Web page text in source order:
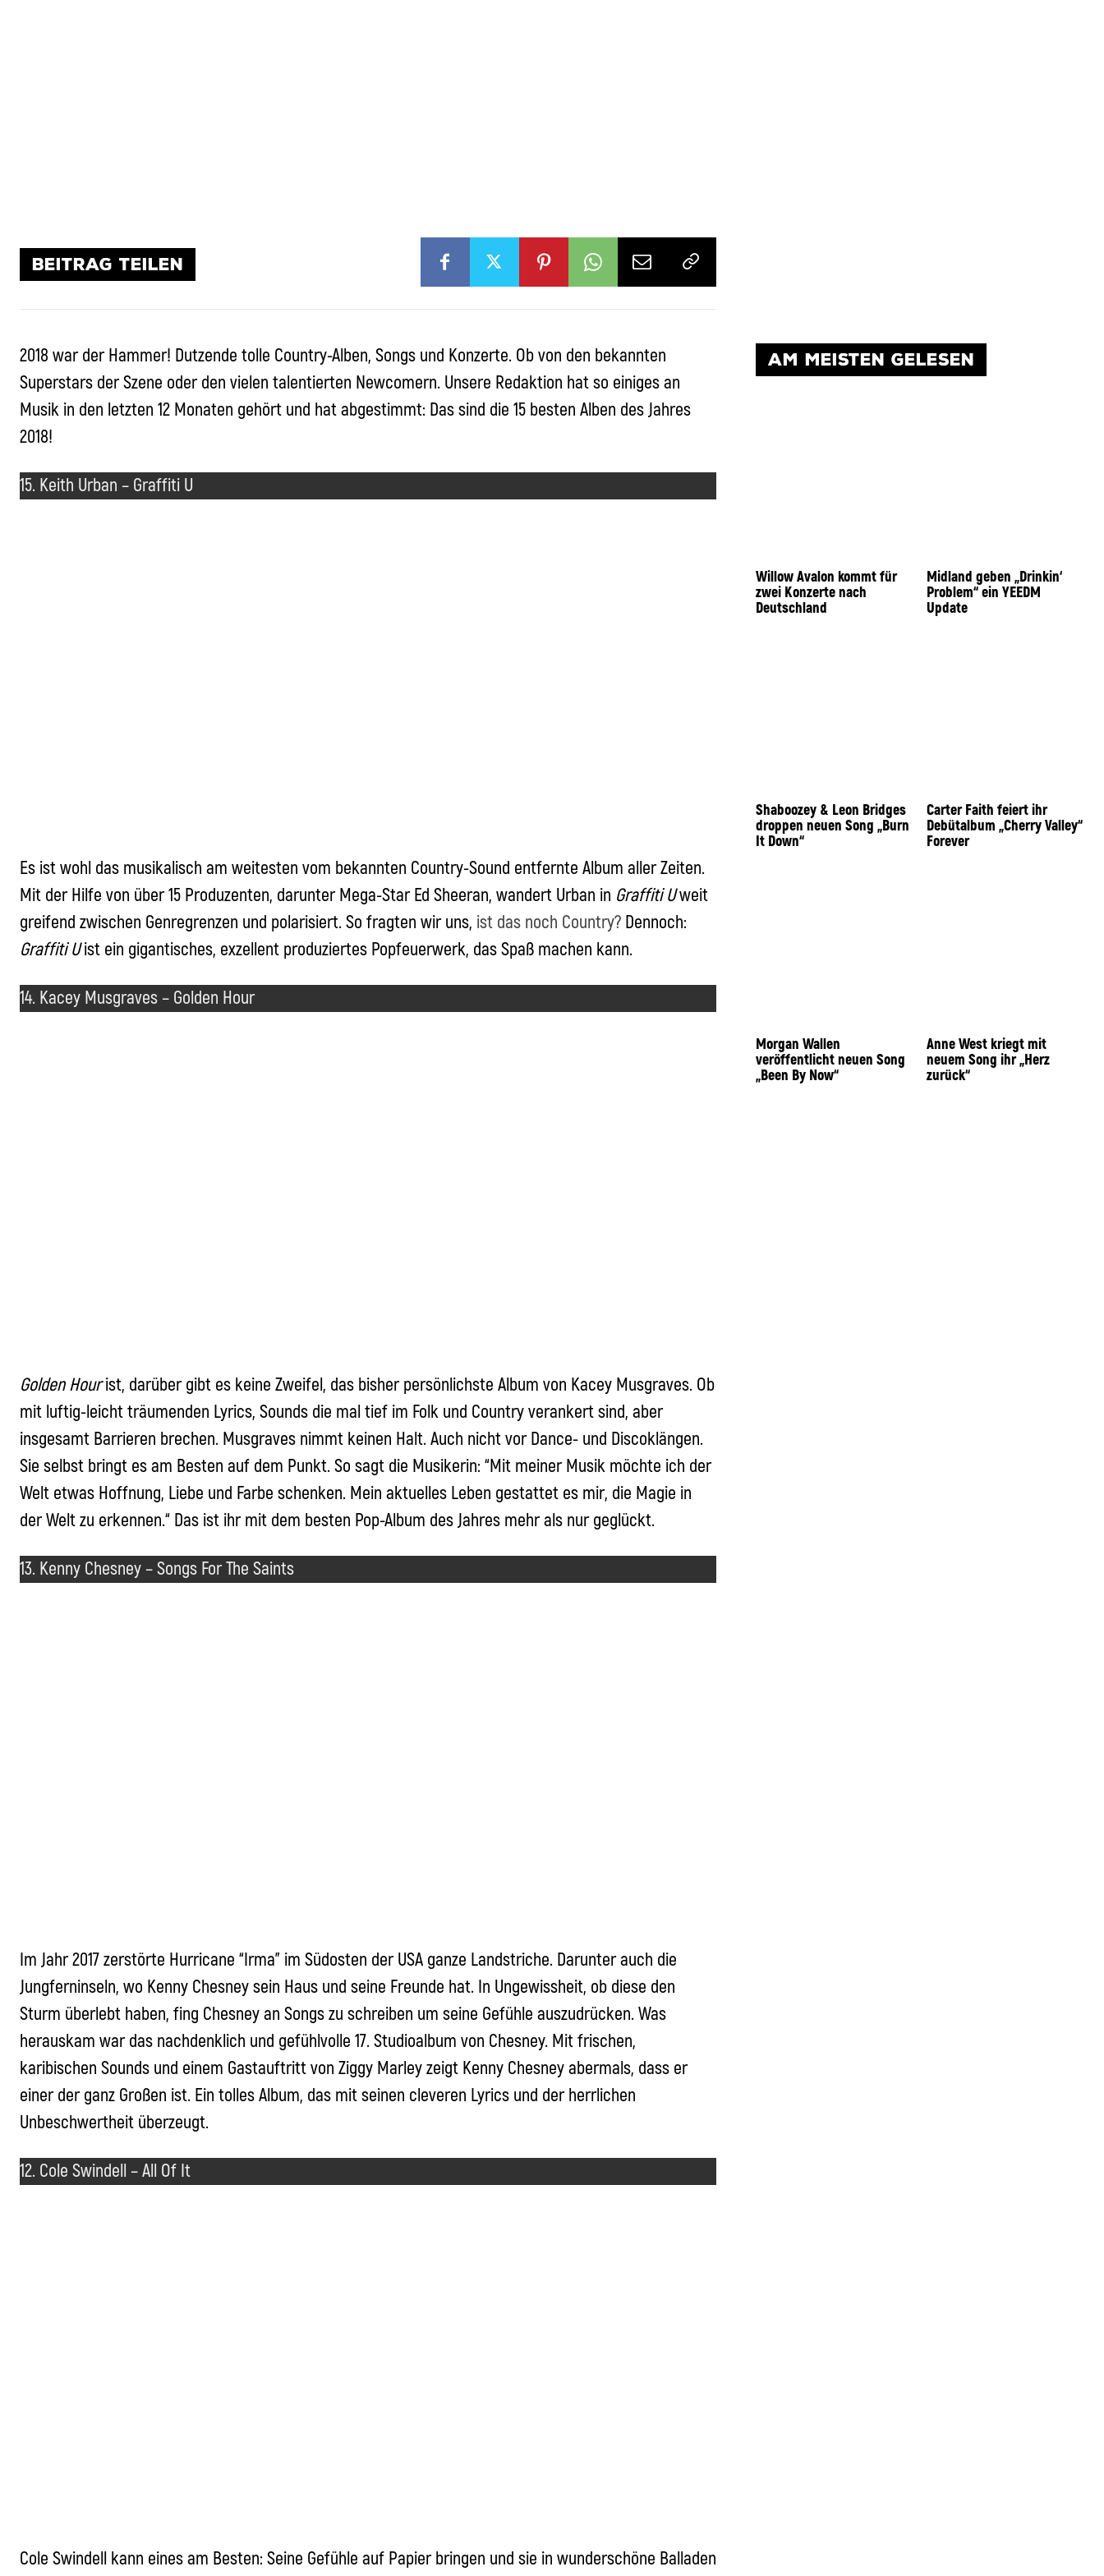
BEITRAG TEILEN
2018 war der Hammer! Dutzende tolle Country-Alben, Songs und Konzerte. Ob von den bekannten
Superstars der Szene oder den vielen talentierten Newcomern. Unsere Redaktion hat so einiges an
Musik in den letzten 12 Monaten gehört und hat abgestimmt: Das sind die 15 besten Alben des Jahres
2018!
15. Keith Urban – Graffiti U
Es ist wohl das musikalisch am weitesten vom bekannten Country-Sound entfernte Album aller Zeiten.
Mit der Hilfe von über 15 Produzenten, darunter Mega-Star Ed Sheeran, wandert Urban in Graffiti Uweit
greifend zwischen Genregrenzen und polarisiert. So fragten wir uns, ist das noch Country? Dennoch:
Graffiti Uist ein gigantisches, exzellent produziertes Popfeuerwerk, das Spaß machen kann.
14. Kacey Musgraves – Golden Hour
Golden Hourist, darüber gibt es keine Zweifel, das bisher persönlichste Album von Kacey Musgraves. Ob
mit luftig-leicht träumenden Lyrics, Sounds die mal tief im Folk und Country verankert sind, aber
insgesamt Barrieren brechen. Musgraves nimmt keinen Halt. Auch nicht vor Dance- und Discoklängen.
Sie selbst bringt es am Besten auf dem Punkt. So sagt die Musikerin: “Mit meiner Musik möchte ich der
Welt etwas Hoffnung, Liebe und Farbe schenken. Mein aktuelles Leben gestattet es mir, die Magie in
der Welt zu erkennen.“ Das ist ihr mit dem besten Pop-Album des Jahres mehr als nur geglückt.
13. Kenny Chesney – Songs For The Saints
Im Jahr 2017 zerstörte Hurricane “Irma” im Südosten der USA ganze Landstriche. Darunter auch die
Jungferninseln, wo Kenny Chesney sein Haus und seine Freunde hat. In Ungewissheit, ob diese den
Sturm überlebt haben, fing Chesney an Songs zu schreiben um seine Gefühle auszudrücken. Was
herauskam war das nachdenklich und gefühlvolle 17. Studioalbum von Chesney. Mit frischen,
karibischen Sounds und einem Gastauftritt von Ziggy Marley zeigt Kenny Chesney abermals, dass er
einer der ganz Großen ist. Ein tolles Album, das mit seinen cleveren Lyrics und der herrlichen
Unbeschwertheit überzeugt.
12. Cole Swindell – All Of It
Cole Swindell kann eines am Besten: Seine Gefühle auf Papier bringen und sie in wunderschöne Balladen
AM MEISTEN GELESEN
Willow Avalon kommt für
zwei Konzerte nach
Deutschland
Midland geben „Drinkin‘
Problem“ ein YEEDM
Update
Shaboozey & Leon Bridges
droppen neuen Song „Burn
It Down“
Carter Faith feiert ihr
Debütalbum „Cherry Valley“
Forever
Morgan Wallen
veröffentlicht neuen Song
„Been By Now“
Anne West kriegt mit
neuem Song ihr „Herz
zurück“